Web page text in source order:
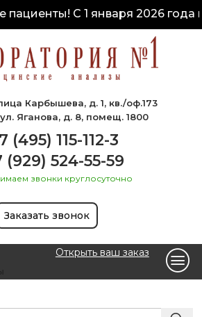
С 1 января 2026 года
Карбышева, д. 1, кв./оф.173
Яганова, д. 8, помещ. 1800
(495) 115-112-3
(929) 524-55-59
звонки круглосуточно
Заказать звонок
Открыть ваш заказ